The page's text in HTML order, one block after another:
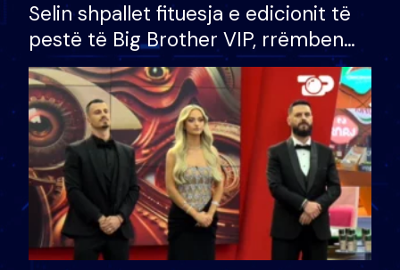
Selin shpallet fituesja e edicionit të
pestë të Big Brother VIP, rrëmben
çmimin e madh prej 100 mijë eurosh